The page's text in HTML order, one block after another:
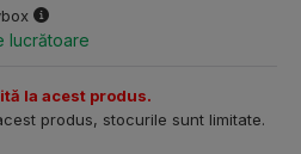
lucrătoare
la acest produs.
produs, stocurile sunt limitate.